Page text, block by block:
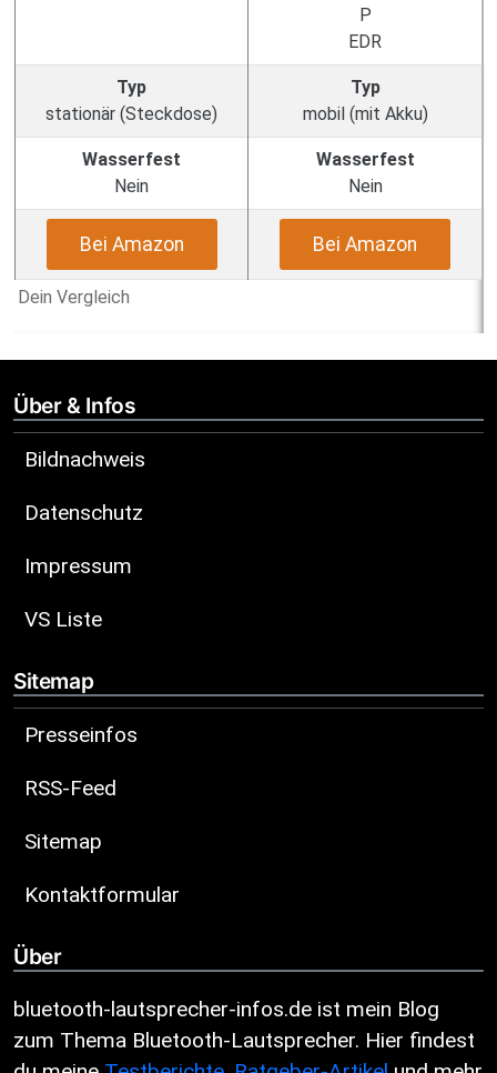
Dein Vergleich
P
EDR
Typ
stationär (Steckdose)
Typ
mobil (mit Akku)
Wasserfest
Nein
Wasserfest
Nein
Bei Amazon Bei Amazon
Über & Infos
Bildnachweis
Datenschutz
Impressum
VS Liste
Sitemap
Presseinfos
RSS-Feed
Sitemap
Kontaktformular
Über
bluetooth-lautsprecher-infos.de ist mein Blog
zum Thema Bluetooth-Lautsprecher. Hier findest